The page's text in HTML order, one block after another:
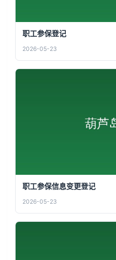
职工参保登记
2026-05-23
职工参保信息变更登记
2026-05-23